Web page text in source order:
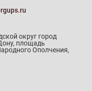
округ город
площадь
Ополчения,